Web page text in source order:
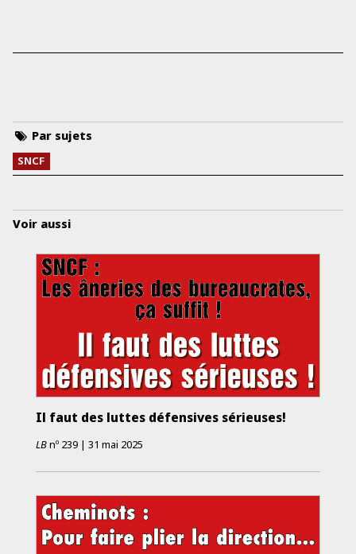
Par sujets
SNCF
Voir aussi
Il faut des luttes défensives sérieuses!
LBnº 239 | 31 mai 2025